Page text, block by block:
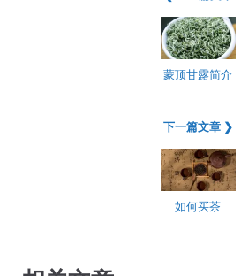
蒙顶甘露简介
下一篇文章 ❯
如何买茶